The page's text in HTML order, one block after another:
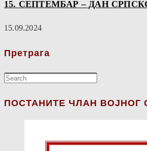
15. СЕПТЕМБАР – ДАН
15.09.2024
Претрага
ПОСТАНИТЕ ЧЛАН ВОЈНОГ